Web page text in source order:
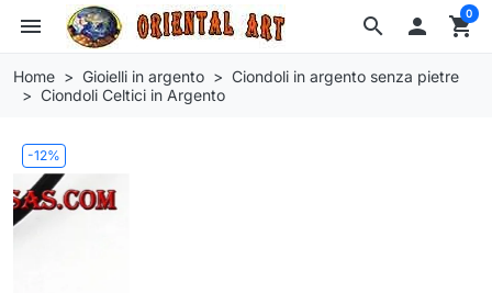
search
menu  shopping_cart
0
Home Gioielli in argento
Ciondoli in argento senza pietre
Ciondoli Celtici in Argento
-12%